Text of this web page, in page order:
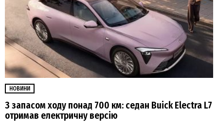
НОВИНИ
З запасом ходу понад 700 км: седан Buick Electra L7
отримав електричну версію